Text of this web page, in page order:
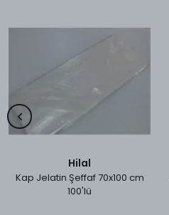
Hilal
Kap Jelatin Şeffaf 70x100 cm
100'lü